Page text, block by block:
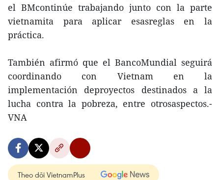
el BMcontinúe trabajando junto con la parte
vietnamita para aplicar esasreglas en la
práctica.
También afirmó que el BancoMundial seguirá
coordinando con Vietnam en la
implementación deproyectos destinados a la
lucha contra la pobreza, entre otrosaspectos.-
VNA
Theo dõi VietnamPlus